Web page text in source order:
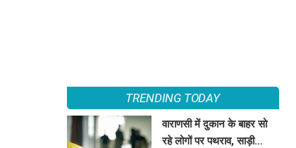
TRENDING TODAY
वाराणसी में दुकान के बाहर सो
रहे लोगों पर पथराव, साड़ी